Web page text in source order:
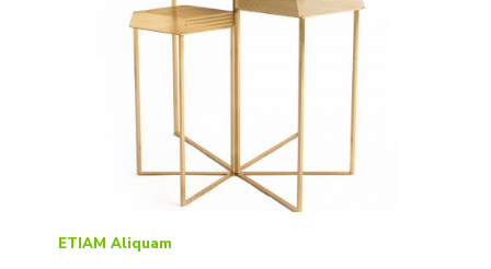
ETIAM Aliquam